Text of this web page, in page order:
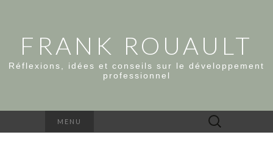
FRANK ROUAULT
Réflexions, idées et conseils sur le développement
professionnel
MENU Rechercher :